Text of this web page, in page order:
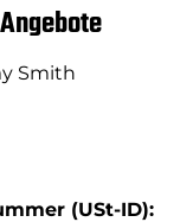
Smith
(USt-ID):